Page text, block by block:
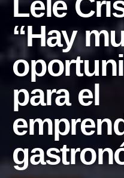
“Hay
para el